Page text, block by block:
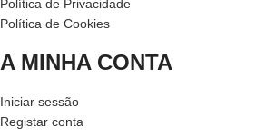
Política de Privacidade
Política de Cookies
A MINHA CONTA
Iniciar sessão
Registar conta